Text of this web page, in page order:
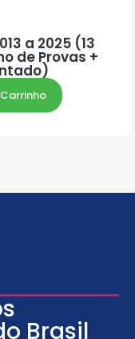
a 2025 (13
de Provas +
Carrinho
Brasil